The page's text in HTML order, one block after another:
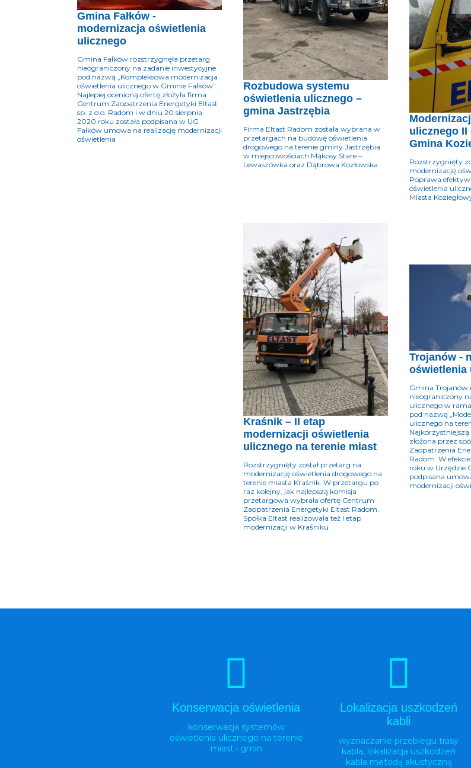
Gmina Fałków -
modernizacja oświetlenia
ulicznego
Gmina Fałków rozstrzygnęła przetarg
nieograniczony na zadanie inwestycyjne
pod nazwą „Kompleksowa modernizacja
oświetlenia ulicznego w Gminie Fałków”.
Najlepiej ocenioną ofertę złożyła firma
Centrum Zaopatrzenia Energetyki Eltast
sp. z o.o. Radom i w dniu 20 sierpnia
2020 roku została podpisana w UG
Fałków umowa na realizację modernizacji
oświetlenia
Rozbudowa systemu
oświetlenia ulicznego –
gmina Jastrzębia
Firma Eltast Radom została wybrana w
przetargach na budowę oświetlenia
drogowego na terenie gminy Jastrzębia
w miejscowościach Mąkosy Stare –
Lewaszówka oraz Dąbrowa Kozłowska
ulicznego II
Gmina
Rozstrzygnięty
modernizację
Poprawa
oświetlenia
Miasta
Kraśnik – II etap
modernizacji oświetlenia
ulicznego na terenie miast
Rozstrzygnięty został przetarg na
modernizację oświetlenia drogowego na
terenie miasta Kraśnik. W przetargu po
raz kolejny, jak najlepszą komisja
przetargowa wybrała ofertę Centrum
Zaopatrzenia Energetyki Eltast Radom.
Spółka Eltast realizowała też I etap
modernizacji w Kraśniku
Trojanów -
oświetlenia
Gmina Trojanów
nieograniczony
ulicznego w
pod nazwą
ulicznego na
Najkorzystniejszą
złożona przez
Zaopatrzenia
Radom. W
roku w Urzędzie
podpisana
modernizacji
Konserwacja oświetlenia
konserwacja systemów
oświetlenia ulicznego na terenie
miast i gmin
Lokalizacja uszkodzeń
kabli
wyznaczanie przebiegu trasy
kabla, lokalizacja uszkodzeń
kabla metodą akustyczną